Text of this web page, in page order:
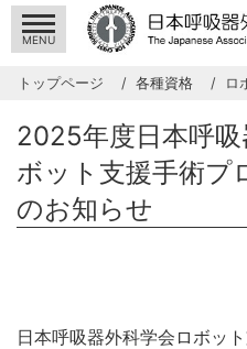
MENU
トップページ 各種資格 ロ
2025年度日本呼吸
ボット支援手術プ
のお知らせ
日本呼吸器外科学会ロボッ